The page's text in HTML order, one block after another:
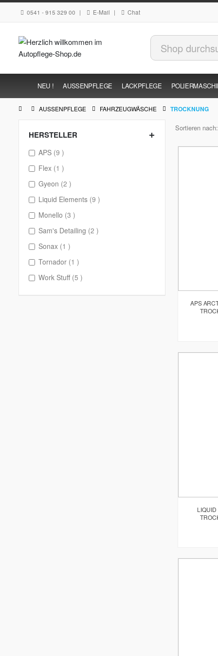
0541 - 915 329 00 | E-Mail | Chat
NEU ! AUSSENPFLEGE LACKPFLEGE
AUSSENPFLEGE FAHRZEUGWÄSCHE TROCKNUNG
Sortieren nach
APS
HERSTELLER
APS 9items
Flex 1item
Gyeon 2items
Liquid Elements 9items
Monello 3items
Sam's Detailing 2items
Sonax 1item
Tornador 1item
Work Stuff 5items